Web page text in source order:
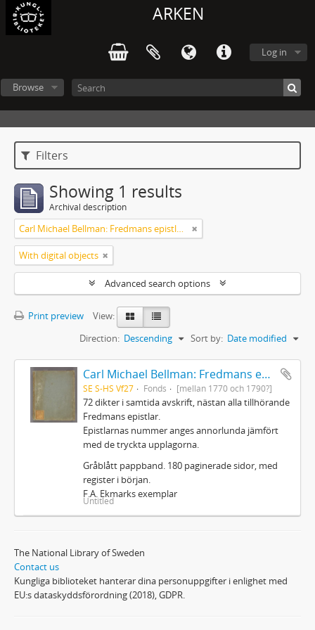
ARKEN
Log in
Browse
Filters
Showing 1 results
Archival description
Carl Michael Bellman: Fredmans epistlar m.m.
With digital objects
Advanced search options
Print preview
View:
Sort by: Date modified
Direction: Descending
Carl Michael Bellman: Fredmans epistlar m.m.
SE S-HS Vf27 Fonds [mellan 1770 och 1790?]
72 dikter i samtida avskrift, nästan alla tillhörande
Fredmans epistlar.
Epistlarnas nummer anges annorlunda jämfört
med de tryckta upplagorna.
Gråblått pappband. 180 paginerade sidor, med
register i början.
F.A. Ekmarks exemplar
Untitled
The National Library of Sweden
Contact us
Kungliga biblioteket hanterar dina personuppgifter i enlighet med
EU:s dataskyddsförordning (2018), GDPR.